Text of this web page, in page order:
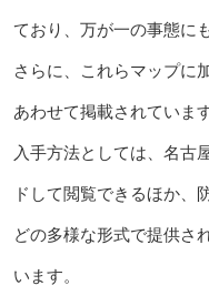
ており、万が一の事態に
さらに、これらマップに
あわせて掲載されています
入手方法としては、名古
ドして閲覧できるほか、
どの多様な形式で提供さ
います。